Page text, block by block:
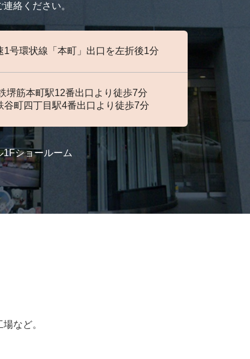
絡ください。
1号環状線「本町」出口を左折後1分
堺筋本町駅12番出口より徒歩7分
谷町四丁目駅4番出口より徒歩7分
ショールーム
など。